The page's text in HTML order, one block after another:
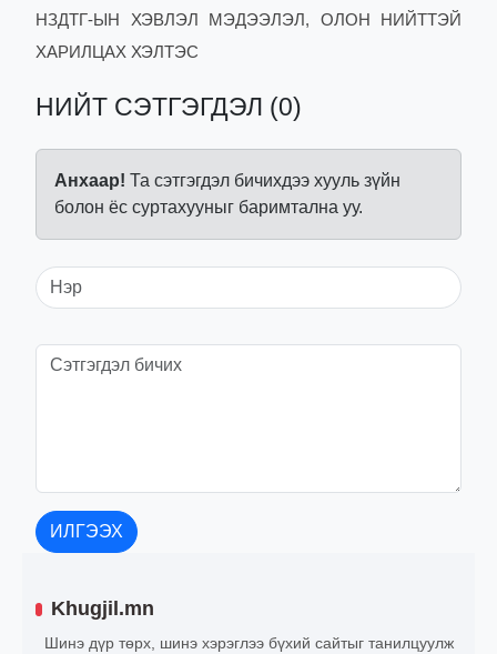
НЗДТГ-ЫН ХЭВЛЭЛ МЭДЭЭЛЭЛ, ОЛОН НИЙТТЭЙ
ХАРИЛЦАХ ХЭЛТЭС
НИЙТ СЭТГЭГДЭЛ (0)
Анхаар! Та сэтгэгдэл бичихдээ хууль зүйн
болон ёс суртахууныг баримтална уу.
ИЛГЭЭХ
Khugjil.mn
Шинэ дүр төрх, шинэ хэрэглээ бүхий сайтыг танилцуулж